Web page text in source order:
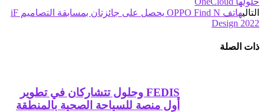
التالي
هاتف OPPO Find N يحصل على جائزتان بمسابقة التصاميم iF
Design 2022
ذات الصلة
FEDIS وحلول تتشاركان في تطوير
أول منصة للسياحة الصحية بالمنطقة